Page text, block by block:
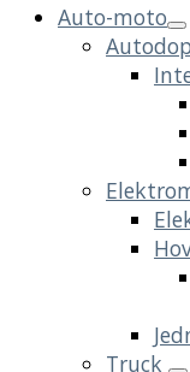
Auto-moto
Truck